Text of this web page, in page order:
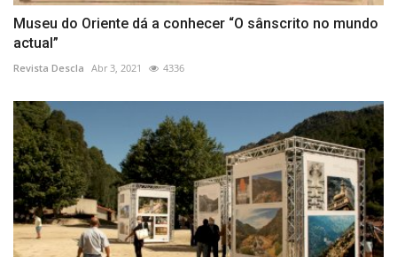
Museu do Oriente dá a conhecer “O sânscrito no mundo
actual”
Revista Descla Abr 3, 2021 4336